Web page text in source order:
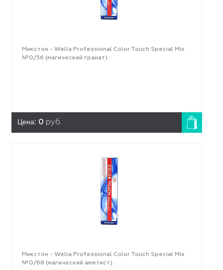
Микстон - Wella Professional Color Touch Special Mix
№0/56 (магический гранат)
Цена: 0 руб.
Микстон - Wella Professional Color Touch Special Mix
№0/68 (магический аметист)